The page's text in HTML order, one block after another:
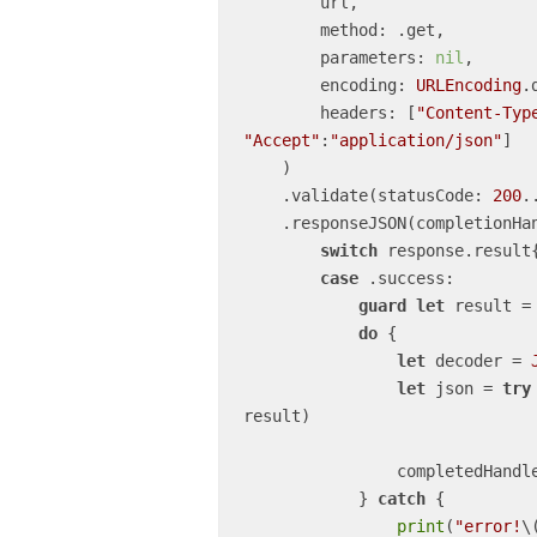
        parameters:
nil ,
        encoding:
URLEncoding
        headers: [
"Content-
"Accept" : "application/json"]
    .validate(statusCode:
200
switch
case .success:
guard
let result =
do {
let decoder =
let json = try
result)
            }
catch {
print ( "error!